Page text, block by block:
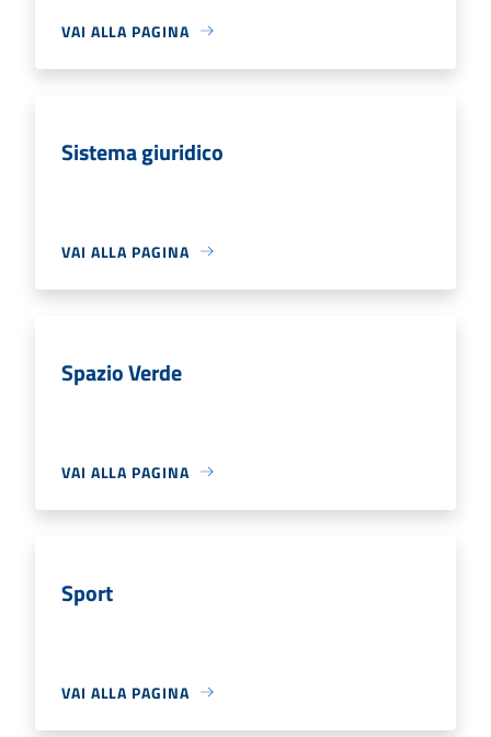
VAI ALLA PAGINA
Sistema giuridico
VAI ALLA PAGINA
Spazio Verde
VAI ALLA PAGINA
Sport
VAI ALLA PAGINA